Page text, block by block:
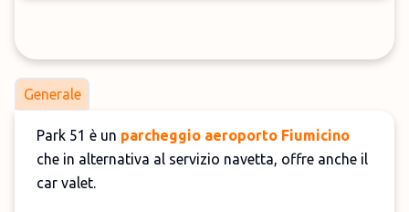
Generale
Park 51 è un parcheggio aeroporto Fiumicino
che in alternativa al servizio navetta, offre anche il
car valet.